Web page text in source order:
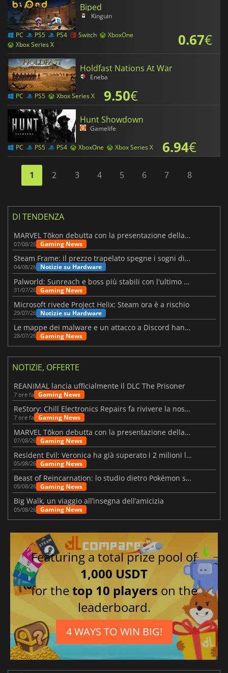
Biped
Kinguin
PC PS5 PS4 Switch
XboxOne
Xbox Series X
0.67€
Holdfast Nations At War
Eneba
PC PS5 Xbox Series X 9.50€
Hunt Showdown
Gamelife
PC PS5 PS4 XboxOne Xbox Series X 6.94€
1 2 3 4 5 6 7 8
DI TENDENZA
MARVEL Tōkon debutta con la presentazione della roadmap per il primo anno
07/08/26 Gaming News
Steam Frame: il prezzo trapelato spegne i sogni di un VR economico
04/08/26 Notizie su Hardware
Palworld: Sunreach e boss più stabili con l'ultimo update
31/07/26 Gaming News
Microsoft rivede Project Helix: Steam ora è a rischio
29/07/26 Notizie su Hardware
Le mappe dei malware e un attacco a Discord hanno colpito Meccha Chameleon
28/07/26 Gaming News
NOTIZIE, OFFERTE
REANIMAL lancia ufficialmente il DLC The Prisoner
7 ore fa Gaming News
ReStory: Chill Electronics Repairs fa rivivere la nostalgia degli anni 2000
7 ore fa Gaming News
MARVEL Tōkon debutta con la presentazione della roadmap per il primo anno
07/08/26 Gaming News
Resident Evil: Veronica ha già superato i 2 milioni liste dei desideri
05/08/26 Gaming News
Beast of Reincarnation: lo studio dietro Pokémon su una nuova strada
05/08/26 Gaming News
Big Walk, un viaggio all’insegna dell’amicizia
05/08/26 Gaming News
Featuring a total prize pool of
1,000 USDT
for thetop 10 players on the
leaderboard.
4 WAYS TO WIN BIG!